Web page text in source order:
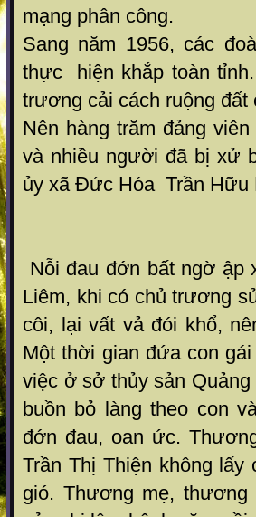
mạng phân công.
Sang năm 1956, các
thực hiện khắp toàn
trương cải cách ruộng đất
Nên hàng trăm đảng
và nhiều người đã bị xử
ủy xã Đức Hóa Trần Hữu
Nỗi đau đớn bất ngờ ập
Liêm, khi có chủ trương
côi, lại vất vả đói khổ,
Một thời gian đứa con
việc ở sở thủy sản
buồn bỏ làng theo con
đớn đau, oan ức.
Trần Thị Thiện không
gió. Thương mẹ,